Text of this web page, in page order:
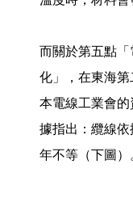
而關於第五點
化」，在東海
本電線工業會的
據指出：纜線
年不等（下圖）